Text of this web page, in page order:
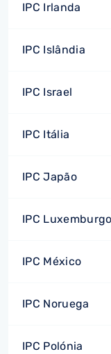
IPC Irlanda
IPC Islândia
IPC Israel
IPC Itália
IPC Japão
IPC Luxemburgo
IPC México
IPC Noruega
IPC Polónia